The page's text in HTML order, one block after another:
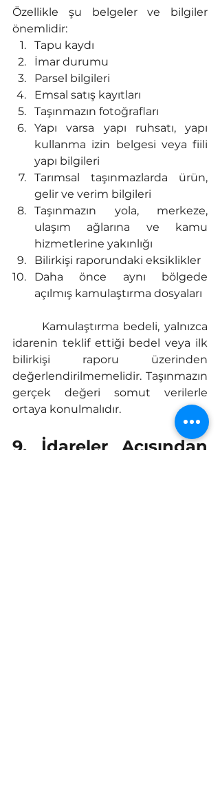
Özellikle şu belgeler ve bilgiler
önemlidir:
Tapu kaydı
İmar durumu
Parsel bilgileri
Emsal satış kayıtları
Taşınmazın fotoğrafları
Yapı varsa yapı ruhsatı, yapı
kullanma izin belgesi veya fiili
yapı bilgileri
Tarımsal taşınmazlarda ürün,
gelir ve verim bilgileri
Taşınmazın yola, merkeze,
ulaşım ağlarına ve kamu
hizmetlerine yakınlığı
Bilirkişi raporundaki eksiklikler
Daha önce aynı bölgede
açılmış kamulaştırma dosyaları
idarenin teklif ettiği bedel veya ilk
bilirkişi raporu üzerinden
değerlendirilmemelidir. Taşınmazın
gerçek değeri somut verilerle
ortaya konulmalıdır.
9. İdareler Açısından